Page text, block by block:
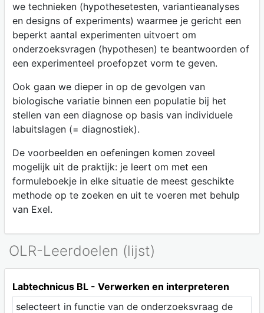
we technieken (hypothesetesten, variantieanalyses
en designs of experiments) waarmee je gericht een
beperkt aantal experimenten uitvoert om
onderzoeksvragen (hypothesen) te beantwoorden of
een experimenteel proefopzet vorm te geven.
Ook gaan we dieper in op de gevolgen van
biologische variatie binnen een populatie bij het
stellen van een diagnose op basis van individuele
labuitslagen (= diagnostiek).
De voorbeelden en oefeningen komen zoveel
mogelijk uit de praktijk: je leert om met een
formuleboekje in elke situatie de meest geschikte
methode op te zoeken en uit te voeren met behulp
van Exel.
OLR-Leerdoelen (lijst)
Labtechnicus BL - Verwerken en interpreteren
selecteert in functie van de onderzoeksvraag de